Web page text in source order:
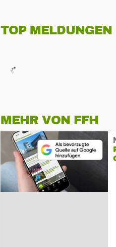
TOP MELDUNGEN
MEHR VON FFH